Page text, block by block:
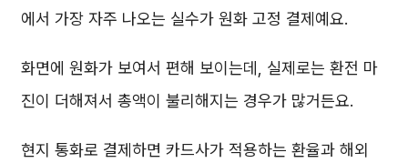
에서 가장 자주 나오는 실수가 원화 고정 결제예요.
화면에 원화가 보여서 편해 보이는데, 실제로는 환전 마
진이 더해져서 총액이 불리해지는 경우가 많거든요.
현지 통화로 결제하면 카드사가 적용하는 환율과 해외